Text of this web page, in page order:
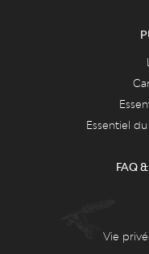
Essentiel
FAQ
Vie